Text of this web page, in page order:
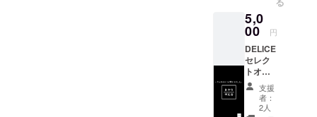
等の食
品表示
はお届
け商品
のラベ
ルに表
記され
ます。
商品開
5,0
00 円
DELICE
セレク
トオリ
ジナル
お菓子
詰め合
支援
者：
2人